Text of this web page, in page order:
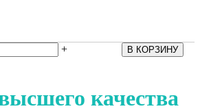
+
качества